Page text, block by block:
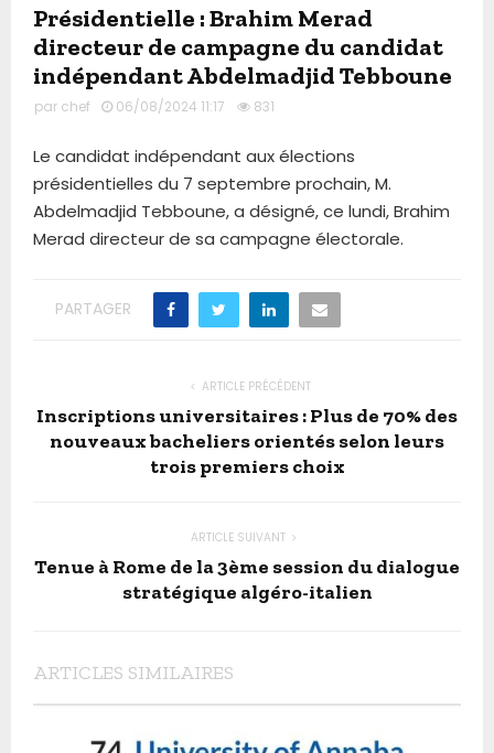
Présidentielle : Brahim Merad
directeur de campagne du candidat
indépendant Abdelmadjid Tebboune
par chef 06/08/2024 11:17 831
Le candidat indépendant aux élections
présidentielles du 7 septembre prochain, M.
Abdelmadjid Tebboune, a désigné, ce lundi, Brahim
Merad directeur de sa campagne électorale.
PARTAGER
ARTICLE PRÉCÉDENT
Inscriptions universitaires : Plus de 70% des
nouveaux bacheliers orientés selon leurs
trois premiers choix
ARTICLE SUIVANT
Tenue à Rome de la 3ème session du dialogue
stratégique algéro-italien
ARTICLES SIMILAIRES